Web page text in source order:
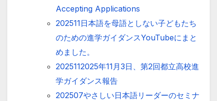
Accepting Applications
202511日本語を母語としない子どもたち
のための進学ガイダンスYouTubeにまと
めました。
2025112025年11月3日、第2回都立高校進
学ガイダンス報告
202507やさしい日本語リーダーのセミナ